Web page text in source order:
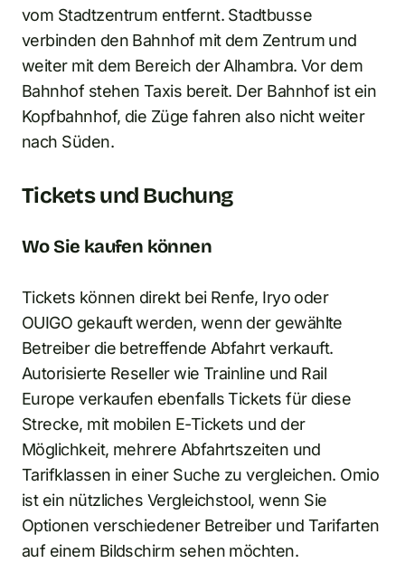
vom Stadtzentrum entfernt. Stadtbusse
verbinden den Bahnhof mit dem Zentrum und
weiter mit dem Bereich der Alhambra. Vor dem
Bahnhof stehen Taxis bereit. Der Bahnhof ist ein
Kopfbahnhof, die Züge fahren also nicht weiter
nach Süden.
Tickets und Buchung
Wo Sie kaufen können
Tickets können direkt bei Renfe, Iryo oder
OUIGO gekauft werden, wenn der gewählte
Betreiber die betreffende Abfahrt verkauft.
Autorisierte Reseller wie Trainline und Rail
Europe verkaufen ebenfalls Tickets für diese
Strecke, mit mobilen E-Tickets und der
Möglichkeit, mehrere Abfahrtszeiten und
Tarifklassen in einer Suche zu vergleichen. Omio
ist ein nützliches Vergleichstool, wenn Sie
Optionen verschiedener Betreiber und Tarifarten
auf einem Bildschirm sehen möchten.